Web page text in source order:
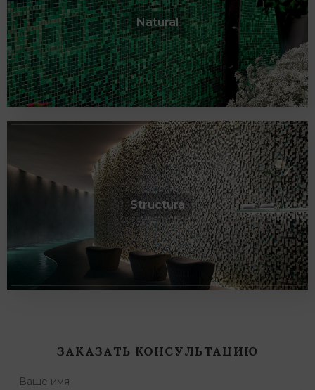
Natural
Structura
ЗАКАЗАТЬ КОНСУЛЬТАЦИЮ